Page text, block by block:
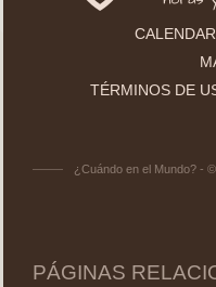
TÉRMINOS DE
¿Cuándo en el Mundo? -
PÁGINAS